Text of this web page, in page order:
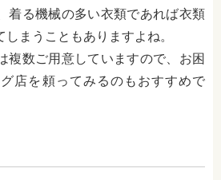
着る機械の多い衣類であれば衣類
しまうこともありますよね。
複数ご用意していますので、お困
店を頼ってみるのもおすすめで